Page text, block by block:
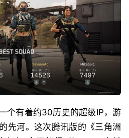
个有着约30历史的超级IP，游
先河。这次腾讯版的《三角洲